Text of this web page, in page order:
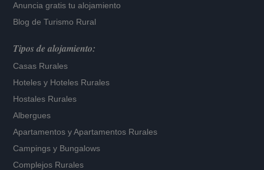
Anuncia gratis tu alojamiento
Blog de Turismo Rural
Tipos de alojamiento:
Casas Rurales
Hoteles y Hoteles Rurales
Hostales Rurales
Albergues
Apartamentos yApartamentos Rurales
Campings y Bungalows
Complejos Rurales